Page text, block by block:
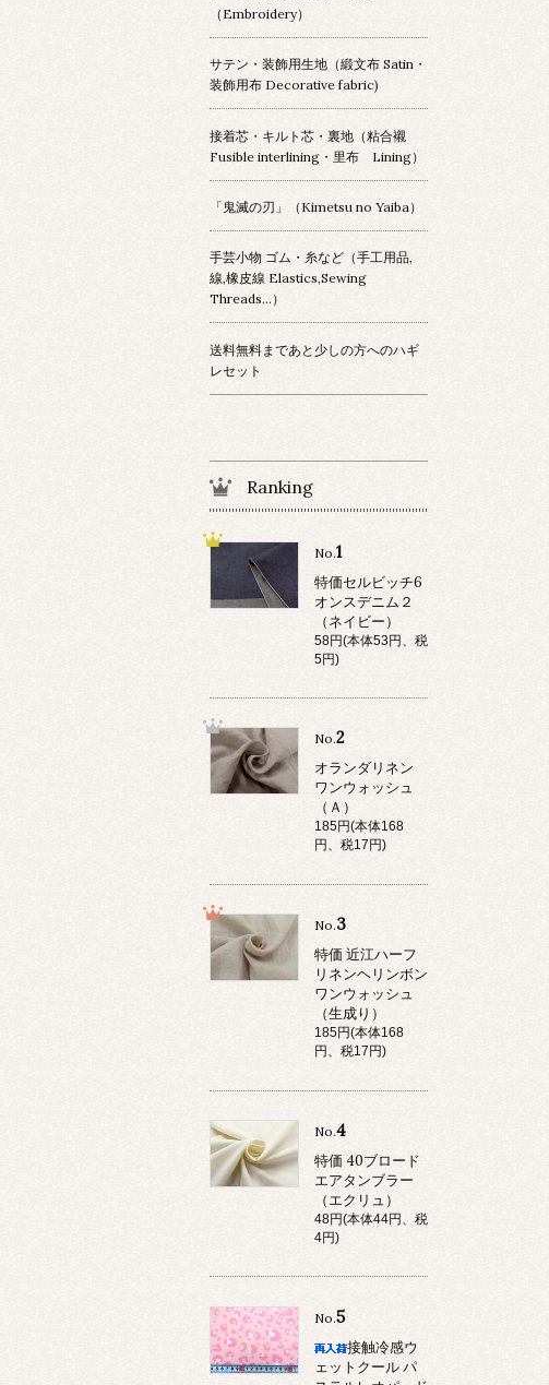
（Embroidery）
サテン・装飾用生地（緞文布 Satin・
装飾用布 Decorative fabric)
接着芯・キルト芯・裏地（粘合襯
Fusible interlining・里布 Lining）
「鬼滅の刃」（Kimetsu no Yaiba）
手芸小物 ゴム・糸など（手工用品,
線,橡皮線 Elastics,Sewing
Threads...）
送料無料まであと少しの方へのハギ
レセット
Ranking
No.1
特価セルビッチ6
オンスデニム２
（ネイビー）
58円(本体53円、税
5円)
No.2
オランダリネン
ワンウォッシュ
（Ａ）
185円(本体168
円、税17円)
No.3
特価 近江ハーフ
リネンヘリンボン
ワンウォッシュ
（生成り）
185円(本体168
円、税17円)
No.4
特価 40ブロード
エアタンブラー
（エクリュ）
48円(本体44円、税
4円)
No.5
接触冷感ウ
ェットクール パ